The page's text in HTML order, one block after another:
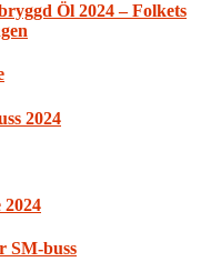
Öl 2024 – Folkets
2024
2024
SM-buss